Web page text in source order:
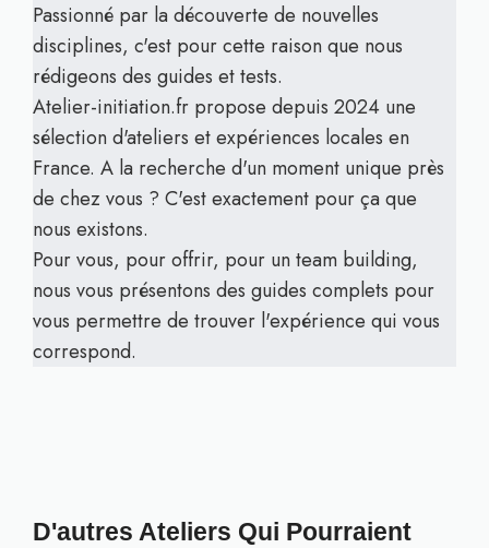
Passionné par la découverte de nouvelles
disciplines, c'est pour cette raison que nous
rédigeons des guides et tests.
Atelier-initiation.fr propose depuis 2024 une
sélection d'ateliers et expériences locales en
France. A la recherche d'un moment unique près
de chez vous ? C'est exactement pour ça que
nous existons.
Pour vous, pour offrir, pour un team building,
nous vous présentons des guides complets pour
vous permettre de trouver l'expérience qui vous
correspond.
D'autres Ateliers Qui Pourraient